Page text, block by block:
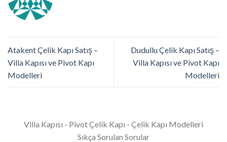
Atakent Çelik Kapı Satış –
Villa Kapısı ve Pivot Kapı
Modelleri
Dudullu Çelik Kapı Satış –
Villa Kapısı ve Pivot Kapı
Modelleri
Villa Kapısı - Pivot Çelik Kapı - Çelik Kapı Modelleri
Sıkça Sorulan Sorular